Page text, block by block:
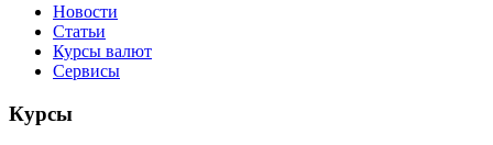
Новости
Статьи
Курсы валют
Сервисы
Курсы